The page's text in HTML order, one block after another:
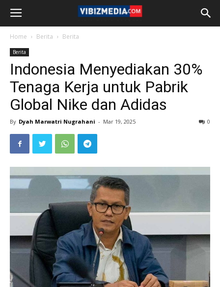
Home Berita Berita
Berita
Indonesia Menyediakan 30%
Tenaga Kerja untuk Pabrik
Global Nike dan Adidas
By Dyah Marwatri Nugrahani - Mar 19, 2025 0